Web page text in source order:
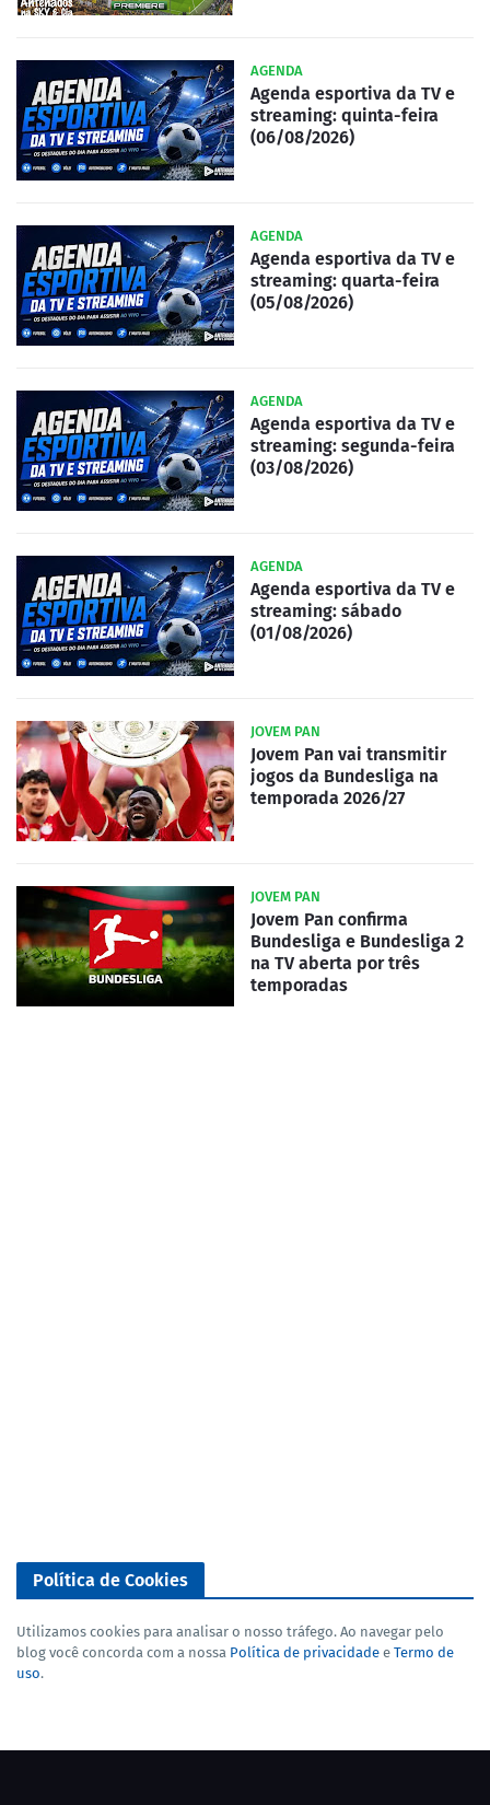
AGENDA
Agenda esportiva da TV e
streaming: quinta-feira
(06/08/2026)
AGENDA
Agenda esportiva da TV e
streaming: quarta-feira
(05/08/2026)
AGENDA
Agenda esportiva da TV e
streaming: segunda-feira
(03/08/2026)
AGENDA
Agenda esportiva da TV e
streaming: sábado
(01/08/2026)
JOVEM PAN
Jovem Pan vai transmitir
jogos da Bundesliga na
temporada 2026/27
JOVEM PAN
Jovem Pan confirma
Bundesliga e Bundesliga 2
na TV aberta por três
temporadas
Política de Cookies
Utilizamos cookies para analisar o nosso tráfego. Ao navegar pelo
blog você concorda com a nossa Política de privacidade e Termo de
uso.